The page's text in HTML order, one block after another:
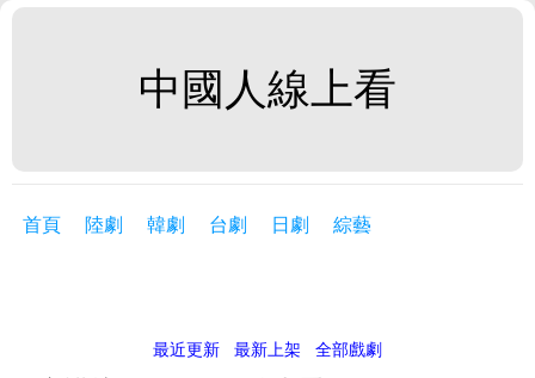
中國人線上看
首頁 陸劇 韓劇 台劇 日劇 綜藝
最近更新 最新上架 全部戲劇